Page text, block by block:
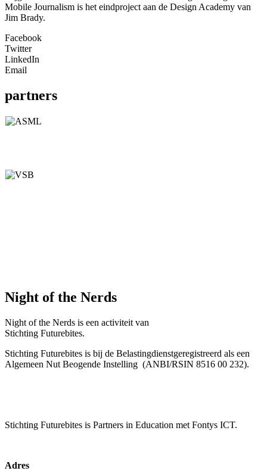
Mobile Journalism is het eindproject aan de Design Academy van
Jim Brady.
Facebook
Twitter
LinkedIn
Email
partners
Night of the Nerds
Night of the Nerds is een activiteit van
Stichting Futurebites.
Stichting Futurebites is bij de Belastingdienstgeregistreerd als een
Algemeen Nut Beogende Instelling (ANBI/RSIN 8516 00 232).
Stichting Futurebites is Partners in Education met Fontys ICT.
Adres